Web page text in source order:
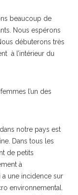
beaucoup de
Nous espérons
débuterons très
à l’intérieur du
l’un des
notre pays est
Dans tous les
de petits
à
a une incidence sur
environnemental.